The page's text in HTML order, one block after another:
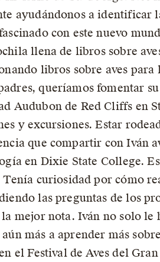
ayudándonos a identificar
con este nuevo
llena de libros sobre
libros sobre aves
queríamos fomentar
Audubon de Red Cliffs en
y excursiones. Estar
que compartir con Iván
en Dixie State College.
Tenía curiosidad por cómo
las preguntas de los
la mejor nota. Iván no solo le
más a aprender más
el Festival de Aves del